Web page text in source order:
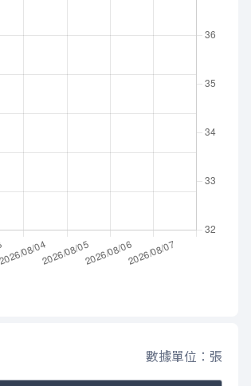
數據單位：張